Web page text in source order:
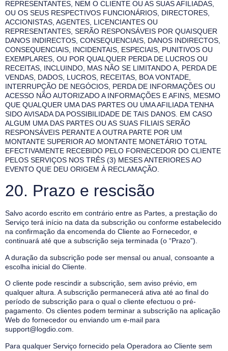
REPRESENTANTES, NEM O CLIENTE OU AS SUAS AFILIADAS,
OU OS SEUS RESPECTIVOS FUNCIONÁRIOS, DIRECTORES,
ACCIONISTAS, AGENTES, LICENCIANTES OU
REPRESENTANTES, SERÃO RESPONSÁVEIS POR QUAISQUER
DANOS INDIRECTOS, CONSEQUENCIAIS, DANOS INDIRECTOS,
CONSEQUENCIAIS, INCIDENTAIS, ESPECIAIS, PUNITIVOS OU
EXEMPLARES, OU POR QUALQUER PERDA DE LUCROS OU
RECEITAS, INCLUINDO, MAS NÃO SE LIMITANDO A, PERDA DE
VENDAS, DADOS, LUCROS, RECEITAS, BOA VONTADE,
INTERRUPÇÃO DE NEGÓCIOS, PERDA DE INFORMAÇÕES OU
ACESSO NÃO AUTORIZADO A INFORMAÇÕES E AFINS, MESMO
QUE QUALQUER UMA DAS PARTES OU UMA AFILIADA TENHA
SIDO AVISADA DA POSSIBILIDADE DE TAIS DANOS. EM CASO
ALGUM UMA DAS PARTES OU AS SUAS FILIAIS SERÃO
RESPONSÁVEIS PERANTE A OUTRA PARTE POR UM
MONTANTE SUPERIOR AO MONTANTE MONETÁRIO TOTAL
EFECTIVAMENTE RECEBIDO PELO FORNECEDOR DO CLIENTE
PELOS SERVIÇOS NOS TRÊS (3) MESES ANTERIORES AO
EVENTO QUE DEU ORIGEM À RECLAMAÇÃO.
20. Prazo e rescisão
Salvo acordo escrito em contrário entre as Partes, a prestação do
Serviço terá início na data da subscrição ou conforme estabelecido
na confirmação da encomenda do Cliente ao Fornecedor, e
continuará até que a subscrição seja terminada (o “Prazo”).
A duração da subscrição pode ser mensal ou anual, consoante a
escolha inicial do Cliente.
O cliente pode rescindir a subscrição, sem aviso prévio, em
qualquer altura. A subscrição permanecerá ativa até ao final do
período de subscrição para o qual o cliente efectuou o pré-
pagamento. Os clientes podem terminar a subscrição na aplicação
Web do fornecedor ou enviando um e-mail para
support@logdio.com.
Para qualquer Serviço fornecido pela Operadora ao Cliente sem